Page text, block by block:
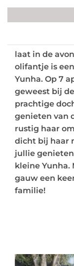
In
laat in de
olifantje is
Yunha. Op 7
geweest bij
prachtige
genieten van
rustig haar
dicht bij haar
jullie
kleine Yunha.
gauw een
familie!